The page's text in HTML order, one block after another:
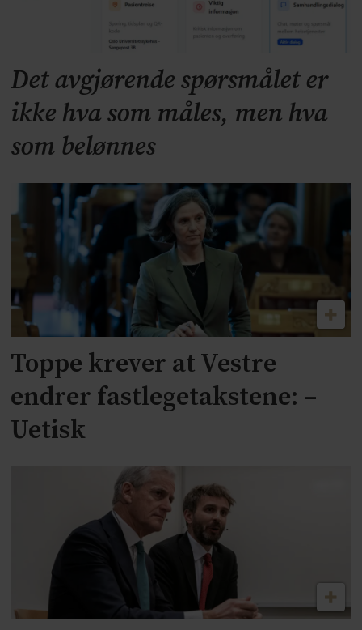
Det avgjørende spørsmålet er
ikke hva som måles, men hva
som belønnes
Toppe krever at Vestre
endrer fastlegetakstene: –
Uetisk